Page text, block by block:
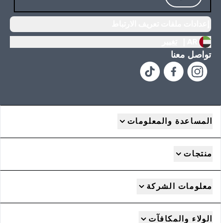
تواصل معنا
المساعدة والمعلومات
منتجات
معلومات الشركة
الولاء والمكافآت